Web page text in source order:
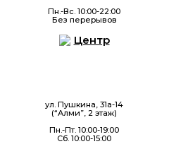
Пн.-Вс. 10:00-22:00
Без перерывов
Центр
ул. Пушкина, 31а-14
(“Алми”, 2 этаж)
Пн.-Пт. 10:00-19:00
Сб. 10:00-15:00